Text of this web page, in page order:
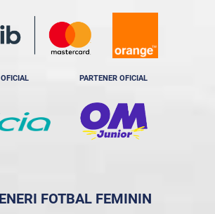
PARTENER OFICIAL
FOTBAL FEMININ